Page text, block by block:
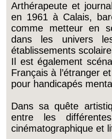
Arthérapeute et
en 1961 à Calais,
comme metteur en
dans les univers
établissements
Il est également
Français à l’étranger
pour handicapés
Dans sa quête
entre les
cinématographique et